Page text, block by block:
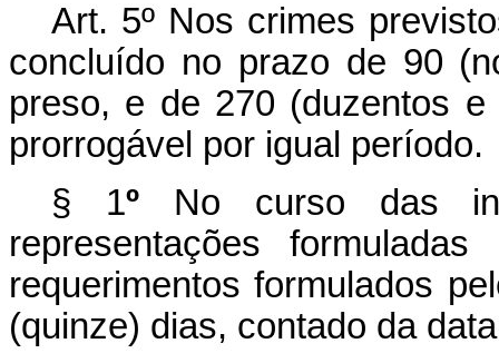
Art. 5º Nos crimes
concluído no prazo de 90
preso, e de 270 (duzentos
prorrogável por igual período.
§
1ºNo curso das
representações
requerimentos formulados
(quinze) dias, contado da